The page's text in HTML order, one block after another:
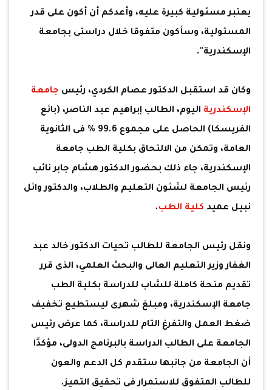
يعتبر مسئولية كبيرة عليه، وأعدكم أن أكون على قدر
المسئولية، وسأكون متفوقا خلال دراستى بجامعة
الإسكندرية".
وكان قد استقبل الدكتور عصام الكردي، رئيس جامعة
الإسكندرية اليوم، الطالب إبراهيم عبد الناصر، (بائع
الفريسكا) الحاصل على مجموع 99.6 % فى الثانوية
العامة، وتمكن من الالتحاق بكلية الطب جامعة
الإسكندرية، جاء ذلك بحضور الدكتور هشام جابر نائب
رئيس الجامعة لشئون التعليم والطلاب، والدكتور وائل
نبيل عميد كلية الطب.
ونقل رئيس الجامعة للطالب تحيات الدكتور خالد عبد
الغفار وزير التعليم العالى والبحث العلمي، الذى قرر
تقديم منحة كاملة للشاب للدراسة بكلية الطب
جامعة الإسكندرية، ومبلغ شهرى ليستطيع تخفيف
ضغط العمل والتفرغ التام للدراسة، كما عرض رئيس
الجامعة على الطالب الدراسة بالبرنامج الدولى، مؤكدًا
أن الجامعة من جانبها ستقدم كل الدعم والعون
للطالب المتفوق للاستمرار فى تحقيق التميز.